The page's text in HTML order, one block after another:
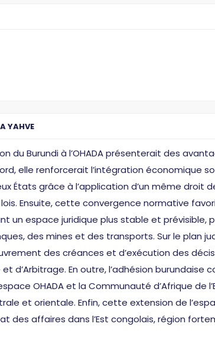
YAHVE
du Burundi à l’OHADA présenterait des
elle renforcerait l’intégration économique
États grâce à l’application d’un même droit
Ensuite, cette convergence normative
un espace juridique plus stable et
des mines et des transports. Sur le plan
des créances et d’exécution des
d’Arbitrage. En outre, l’adhésion burundaise
OHADA et la Communauté d’Afrique de
et orientale. Enfin, cette extension de
des affaires dans l’Est congolais, région